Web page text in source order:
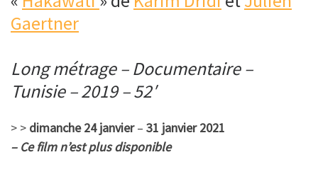
Gaertner
Long métrage – Documentaire –
Tunisie – 2019 – 52′
> > dimanche 24 janvier– 31 janvier 2021
– Ce film n’est plus disponible